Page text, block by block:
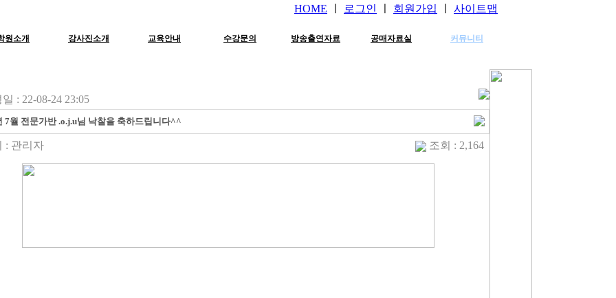
HOME 로그인 회원가입 사이트맵
원소개 강사진소개 교육안내 수강문의 방송출연자료 공매자료실 커뮤니티
: 22-08-24 23:05
7월 전문가반 .o.j.u님 낙찰을 축하드립니다^^
: 관리자 조회 : 2,164